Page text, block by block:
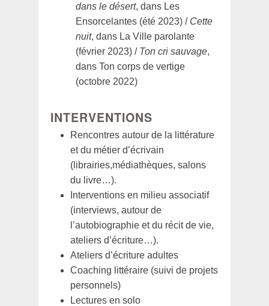
dans le désert, dans Les
Ensorcelantes (été 2023) / Cette
nuit, dans La Ville parolante
(février 2023) / Ton cri sauvage,
dans Ton corps de vertige
(octobre 2022)
INTERVENTIONS
Rencontres autour de la littérature
et du métier d’écrivain
(librairies,médiathèques, salons
du livre…).
Interventions en milieu associatif
(interviews, autour de
l’autobiographie et du récit de vie,
ateliers d’écriture…).
Ateliers d’écriture adultes
Coaching littéraire (suivi de projets
personnels)
Lectures en solo